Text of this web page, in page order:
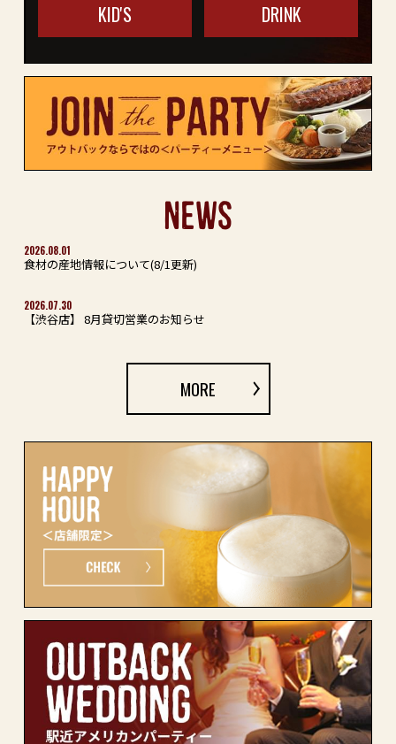
KID'S DRINK
NEWS
2026.08.01
食材の産地情報について(8/1更新)
2026.07.30
【渋谷店】 8月貸切営業のお知らせ
MORE